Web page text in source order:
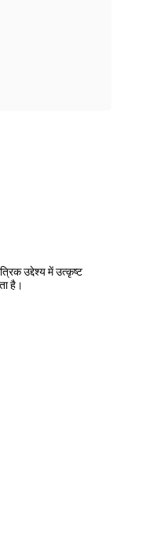
उद्देश्य में उत्कृष्ट
है।